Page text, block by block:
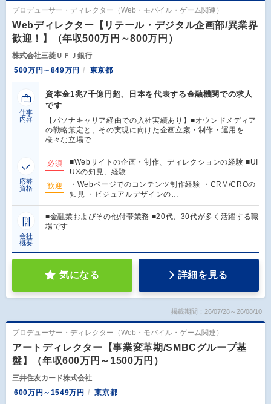
プロデューサー・ディレクター（Web・モバイル・ゲーム関連）
Webディレクター【リテール・デジタル企画部/異業界
歓迎！】（年収500万円～800万円）
株式会社三菱ＵＦＪ銀行
500万円～849万円
東京都
仕事
内容
資本金1兆7千億円超、日本を代表する金融機関での求人
です
【パソナキャリア経由での入社実績あり】■オウンドメディア
の戦略策定と、その実現に向けた企画立案・制作・運用を
様々な立場で…
応募
資格
必須
■Webサイトの企画・制作、ディレクションの経験 ■UI
UXの知見、経験
歓迎
・Webページでのコンテンツ制作経験 ・CRM/CROの
知見 ・ビジュアルデザインの…
会社
概要
■金融業およびその他付帯業務 ■20代、30代が多く活躍する職
場です
気になる 詳細を見る
掲載期間：26/07/28～26/08/10
プロデューサー・ディレクター（Web・モバイル・ゲーム関連）
アートディレクター【事業変革期/SMBCグループ基
盤】（年収600万円～1500万円）
三井住友カード株式会社
600万円～1549万円
東京都